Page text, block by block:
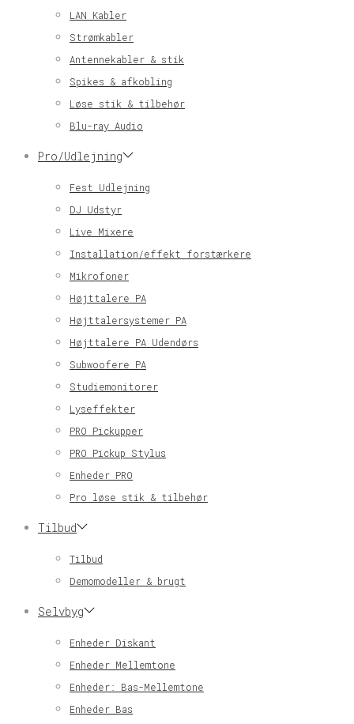
LAN Kabler
Strømkabler
Antennekabler & stik
Spikes & afkobling
Løse stik & tilbehør
Blu-ray Audio
Pro/Udlejning
Fest Udlejning
DJ Udstyr
Live Mixere
Installation/effekt forstærkere
Mikrofoner
Højttalere PA
Højttalersystemer PA
Højttalere PA Udendørs
Subwoofere PA
Studiemonitorer
Lyseffekter
PRO Pickupper
PRO Pickup Stylus
Enheder PRO
Pro løse stik & tilbehør
Tilbud
Tilbud
Demomodeller & brugt
Selvbyg
Enheder Diskant
Enheder Mellemtone
Enheder: Bas-Mellemtone
Enheder Bas